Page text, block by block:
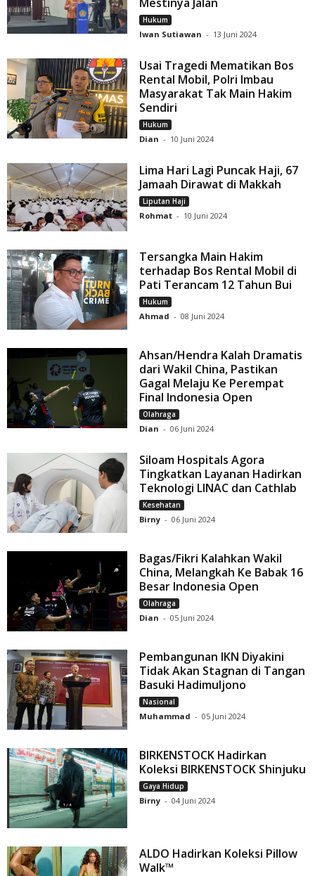
Hukum
Iwan Sutiawan - 13 Juni 2024
Usai Tragedi Mematikan Bos
Rental Mobil, Polri Imbau
Masyarakat Tak Main Hakim
Sendiri
Hukum
Dian - 10 Juni 2024
Lima Hari Lagi Puncak Haji, 67
Jamaah Dirawat di Makkah
Liputan Haji
Rohmat - 10 Juni 2024
Tersangka Main Hakim
terhadap Bos Rental Mobil di
Pati Terancam 12 Tahun Bui
Hukum
Ahmad - 08 Juni 2024
Ahsan/Hendra Kalah Dramatis
dari Wakil China, Pastikan
Gagal Melaju Ke Perempat
Final Indonesia Open
Olahraga
Dian - 06 Juni 2024
Siloam Hospitals Agora
Tingkatkan Layanan Hadirkan
Teknologi LINAC dan Cathlab
Kesehatan
Birny - 06 Juni 2024
Bagas/Fikri Kalahkan Wakil
China, Melangkah Ke Babak 16
Besar Indonesia Open
Olahraga
Dian - 05 Juni 2024
Pembangunan IKN Diyakini
Tidak Akan Stagnan di Tangan
Basuki Hadimuljono
Nasional
Muhammad - 05 Juni 2024
BIRKENSTOCK Hadirkan
Koleksi BIRKENSTOCK Shinjuku
Gaya Hidup
Birny - 04 Juni 2024
ALDO Hadirkan Koleksi Pillow
Walk™